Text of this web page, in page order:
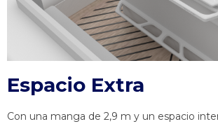
Espacio Extra
Con una manga de 2,9 m y un espacio